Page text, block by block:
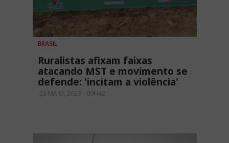
BRASIL
Ruralistas afixam faixas
atacando MST e movimento se
defende: 'incitam a violência'
23 MAIO, 2023 - 09H42